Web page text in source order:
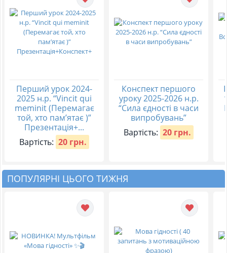
Перший урок 2024-
2025 н.р. “Vincit qui
meminit (Перемагає
той, хто пам’ятає )”
Презентація+...
Вартість: 20 грн.
Конспект першого
уроку 2025-2026 н.р.
“Сила єдності в часи
випробувань”
Вартість: 20 грн.
ПОПУЛЯРНІ ЦЬОГО ТИЖНЯ